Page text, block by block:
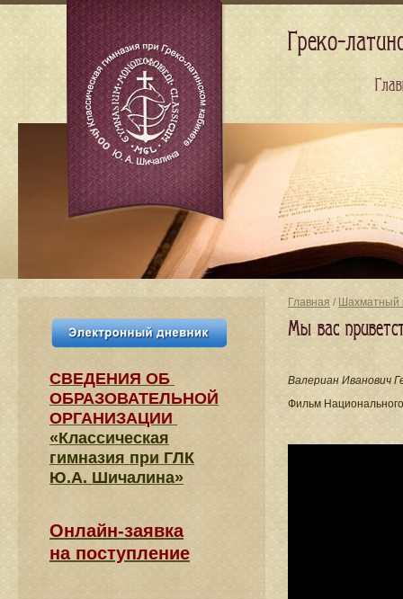
Главная / Шахматный
Мы вас
Валериан Иванович
Фильм
СВЕДЕНИЯ​ ОБ
ОБРАЗОВАТЕЛЬНОЙ
ОРГАНИЗАЦИИ
«Классическая
гимназия при ГЛК
Ю.А. Шичалина»
Онлайн-заявка
на поступление
Греко-